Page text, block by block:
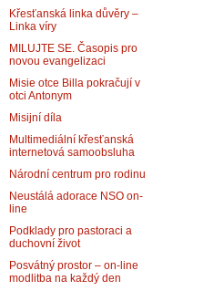
Křesťanská linka důvěry –
Linka víry
MILUJTE SE. Časopis pro
novou evangelizaci
Misie otce Billa pokračují v
otci Antonym
Misijní díla
Multimediální křesťanská
internetová samoobsluha
Národní centrum pro rodinu
Neustálá adorace NSO on-
line
Podklady pro pastoraci a
duchovní život
Posvátný prostor – on-line
modlitba na každý den